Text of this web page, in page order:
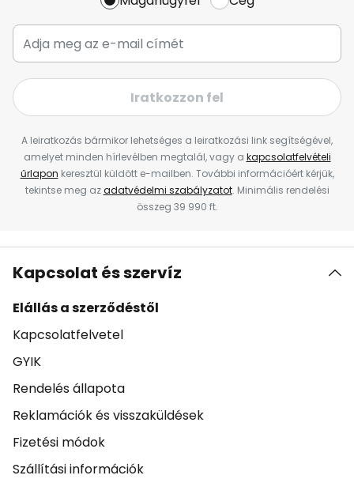
Iratkozzon fel
A leiratkozás bármikor lehetséges a leiratkozási link segítségével,
amelyet minden hírlevélben megtalál, vagy a kapcsolatfelvételi
űrlapon keresztül küldött e-mailben. További információért kérjük,
tekintse meg azadatvédelmi szabályzatot. Minimális rendelési
összeg 39 990 ft.
Kapcsolat és szervíz
Elállás a szerződéstől
Kapcsolatfelvetel
GYIK
Rendelés állapota
Reklamációk és visszaküldések
Fizetési módok
Szállítási információk